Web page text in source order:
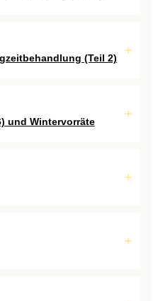
(Teil 2)
und Wintervorräte